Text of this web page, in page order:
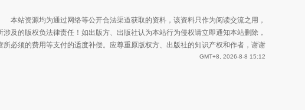
本站资源均为通过网络等公开合法渠道获取的资料，该资料只作为阅读交流之用，
及的版权负法律责任！如出版方、出版社认为本站行为侵权请立即通知本站删除，
必须的费用等支付的适度补偿。应尊重原版权方、出版社的知识产权和作者，谢谢
GMT+8, 2026-8-8 15:12